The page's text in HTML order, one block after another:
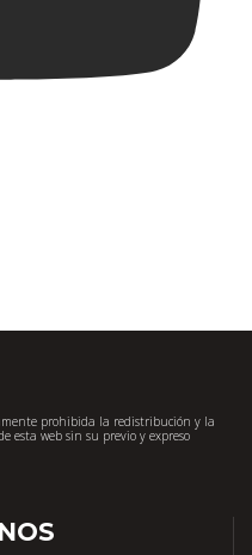
prohibida la redistribución y la
esta web sin su previo y expreso